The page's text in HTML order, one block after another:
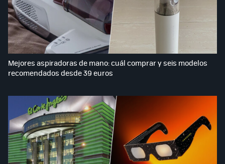
Mejores aspiradoras de mano: cuál comprar y seis modelos
recomendados desde 39 euros